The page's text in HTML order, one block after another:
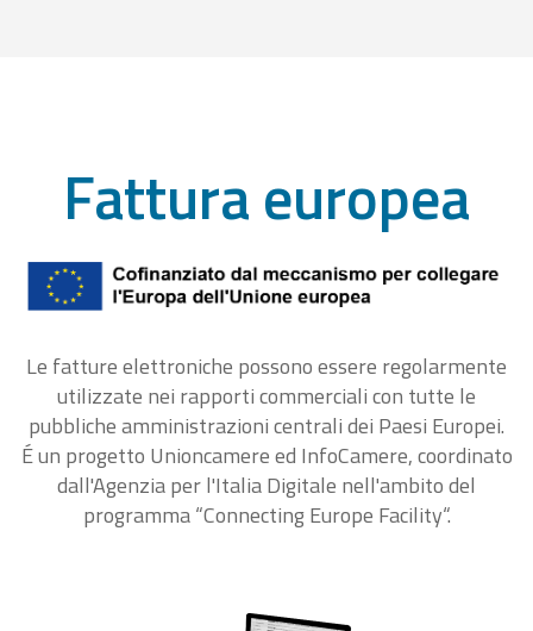
Fattura europea
Le fatture elettroniche possono essere regolarmente
utilizzate nei rapporti commerciali con tutte le
pubbliche amministrazioni centrali dei Paesi Europei.
É un progetto Unioncamere ed InfoCamere, coordinato
dall'Agenzia per l'Italia Digitale nell'ambito del
programma “Connecting Europe Facility“.